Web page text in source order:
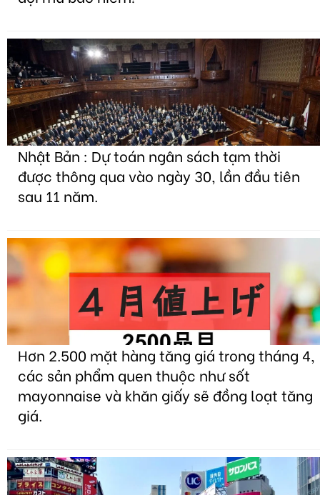
Nhật Bản : Dự toán ngân sách tạm thời
được thông qua vào ngày 30, lần đầu tiên
sau 11 năm.
Hơn 2.500 mặt hàng tăng giá trong tháng 4,
các sản phẩm quen thuộc như sốt
mayonnaise và khăn giấy sẽ đồng loạt tăng
giá.